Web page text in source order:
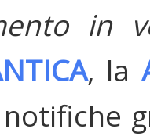
in
, la